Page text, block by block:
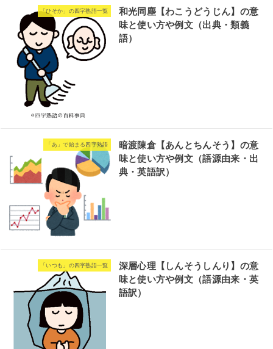
「ひそか」の四字熟語一覧
和光同塵【わこうどうじん】の意
味と使い方や例文（出典・類義
語）
「あ」で始まる四字熟語
暗渡陳倉【あんとちんそう】の意
味と使い方や例文（語源由来・出
典・英語訳）
「いつも」の四字熟語一覧
深層心理【しんそうしんり】の意
味と使い方や例文（語源由来・英
語訳）